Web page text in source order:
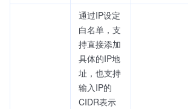
通过IP设定
白名单，支
持直接添加
具体的IP地
址，也支持
输入IP的
CIDR表示